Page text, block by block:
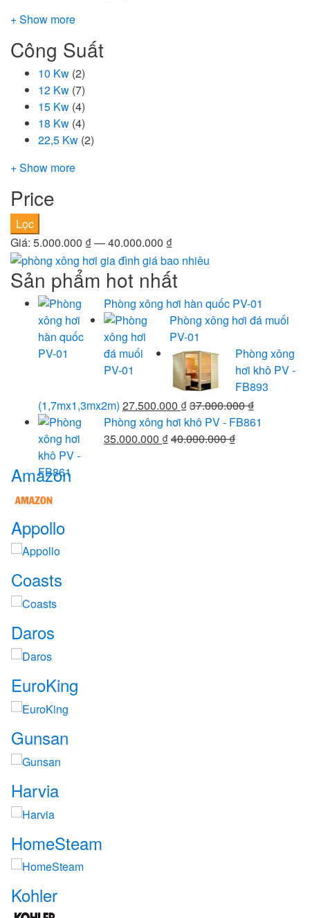
+ Show more
Công Suất
10 Kw (2)
12 Kw (7)
15 Kw (4)
18 Kw (4)
22,5 Kw (2)
+ Show more
Price
Giá
tối
thiểu
Giá
tối
đa
Lọc
Giá: 5.000.000 ₫—40.000.000 ₫
Sản phẩm hot nhất
Phòng xông hơi hàn quốc PV-01
Phòng xông hơi đá muối
PV-01
Phòng xông
hơi khô PV -
FB893
(1,7mx1,3mx2m) 27.500.000 ₫37.000.000₫
Phòng xông hơi khô PV - FB861
35.000.000 ₫40.000.000₫
Brands
Carousel
Amazon
Appollo
Coasts
Daros
EuroKing
Gunsan
Harvia
HomeSteam
Kohler